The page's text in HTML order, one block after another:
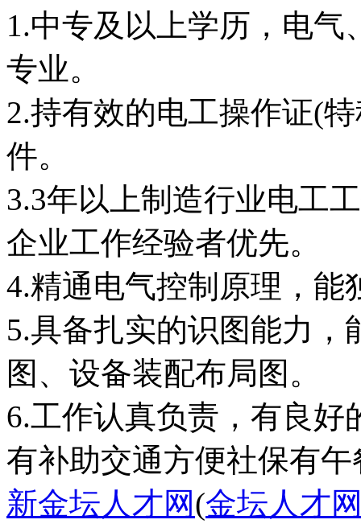
1.中专及以上学历，电
专业。
2.持有效的电工操作证(
件。
3.3年以上制造行业电工
企业工作经验者优先。
4.精通电气控制原理，能
5.具备扎实的识图能力
图、设备装配布局图。
6.工作认真负责，有良
有补助交通方便社保有午
新金坛人才网(金坛人才